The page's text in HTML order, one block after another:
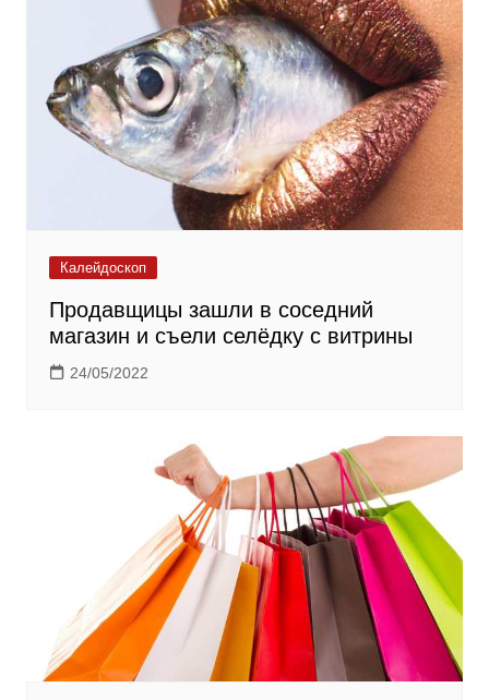
Калейдоскоп
Продавщицы зашли в соседний
магазин и съели селёдку с витрины
24/05/2022